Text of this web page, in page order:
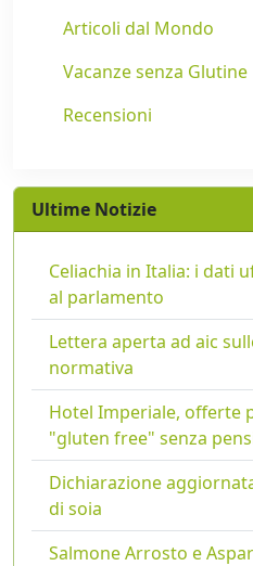
Articoli dal Mondo
Vacanze senza Glutine
Recensioni
Ultime Notizie
Celiachia in Italia: i dati
al parlamento
Lettera aperta ad aic
normativa
Hotel Imperiale, offerte
"gluten free" senza
Dichiarazione
di soia
Salmone Arrosto e